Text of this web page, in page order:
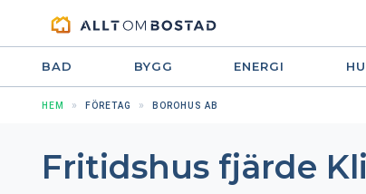
BAD BYGG ENERGI
HEM FÖRETAG BOROHUS AB
Fritidshus fjärde